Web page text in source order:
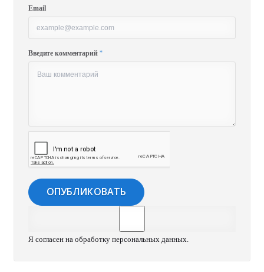
Email
Введите комментарий
Я согласен на обработку персональных данных.